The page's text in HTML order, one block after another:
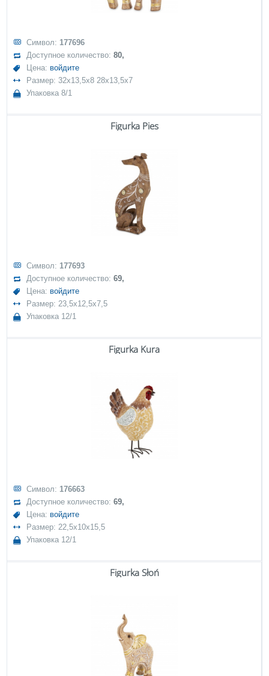
Символ: 177696
Доступное количество:80,
Цена: войдите
Размер: 32x13,5x8 28x13,5x7
Упаковка 8/1
Figurka Pies
Символ: 177693
Доступное количество:69,
Цена: войдите
Размер: 23,5x12,5x7,5
Упаковка 12/1
Figurka Kura
Символ: 176663
Доступное количество:69,
Цена: войдите
Размер: 22,5x10x15,5
Упаковка 12/1
Figurka Słoń